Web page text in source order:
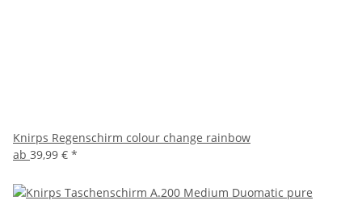
Knirps Regenschirm colour change rainbow
ab 39,99 € *